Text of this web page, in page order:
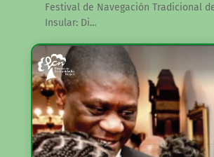
Festival de Navegación Tradicional
Insular: Di...